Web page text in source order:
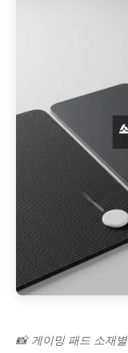
📸 게이밍 패드 소재